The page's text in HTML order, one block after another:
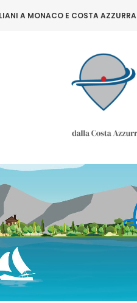
A MONACO E COSTA AZZURRA